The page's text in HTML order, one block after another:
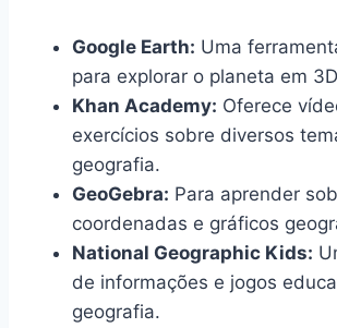
Google Earth: Uma
para explorar o planeta em
Khan Academy: Oferece
exercícios sobre diversos
geografia.
GeoGebra: Para aprender
coordenadas e gráficos
National Geographic Kids:
de informações e jogos
geografia.